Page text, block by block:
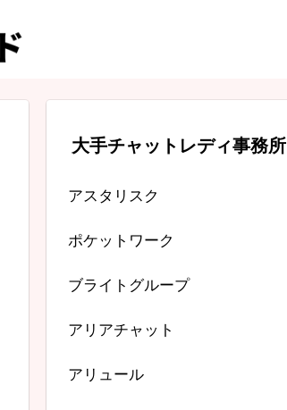
大手チャットレディ事務所
アスタリスク
ポケットワーク
ブライトグループ
アリアチャット
アリュール